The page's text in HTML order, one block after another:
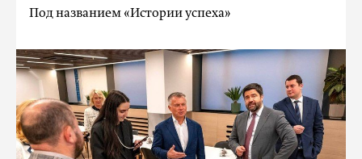
Под названием «Истории успеха»